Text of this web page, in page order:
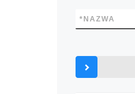
NAZWA
*